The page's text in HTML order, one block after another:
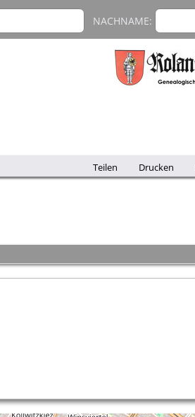
NACHNAME:
Teilen Drucken